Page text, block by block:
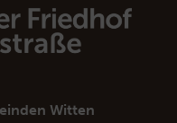
Witten